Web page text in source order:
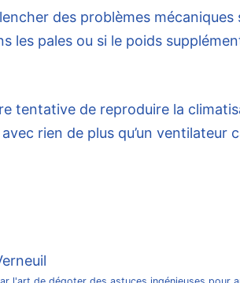
des problèmes mécaniques
les pales ou si le poids
tentative de reproduire la
rien de plus qu’un ventilateur